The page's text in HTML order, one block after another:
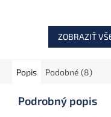
ZOBRAZIŤ
Popis Podobné (8)
Podrobný popis